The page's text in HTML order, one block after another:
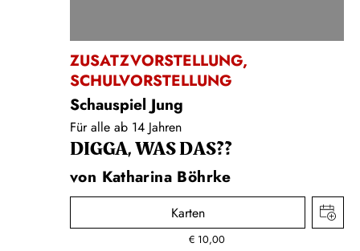
ZUSATZVORSTELLUNG,
SCHULVORSTELLUNG
Schauspiel Jung
Für alle ab 14 Jahren
DIGGA, WAS DAS??
von Katharina Böhrke
Karten
€ 10,00